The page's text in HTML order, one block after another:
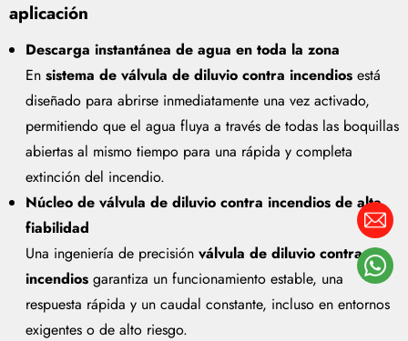
aplicación
Descarga instantánea de agua en toda la zona
En sistema de válvula de diluvio contra incendios está
diseñado para abrirse inmediatamente una vez activado,
permitiendo que el agua fluya a través de todas las boquillas
abiertas al mismo tiempo para una rápida y completa
extinción del incendio.
Núcleo de válvula de diluvio contra incendios de alta
fiabilidad
Una ingeniería de precisión válvula de diluvio contra
incendios garantiza un funcionamiento estable, una
respuesta rápida y un caudal constante, incluso en entornos
exigentes o de alto riesgo.